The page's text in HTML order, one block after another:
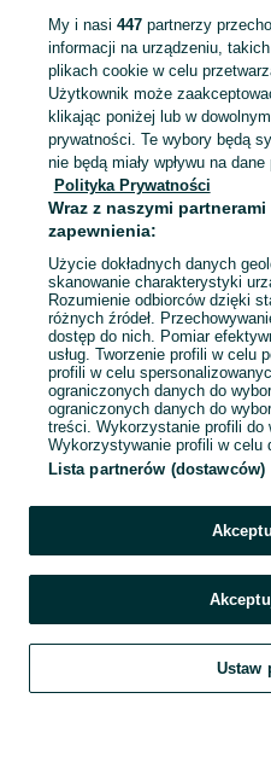
KATEGORIA
Mapa kategorii
Mapa miejscowości
Szukaj Obserwujesz
My i nasi 447partnerzy
informacji na urządzeniu,
plikach cookie w celu
Użytkownik może
klikając poniżej lub w
prywatności. Te wybory będą
nie będą miały wpływu na
Polityka Prywatności
Wraz z naszymi
zapewnienia:
Użycie dokładnych danych
skanowanie charakterystyki
Rozumienie odbiorców dzięki
różnych źródeł.
dostęp do nich. Pomiar
usług. Tworzenie profili w celu
profili w celu
ograniczonych danych do
ograniczonych danych do
treści. Wykorzystanie profili do
Wykorzystywanie profili w celu
Lista partnerów (dostawców)
Ustaw